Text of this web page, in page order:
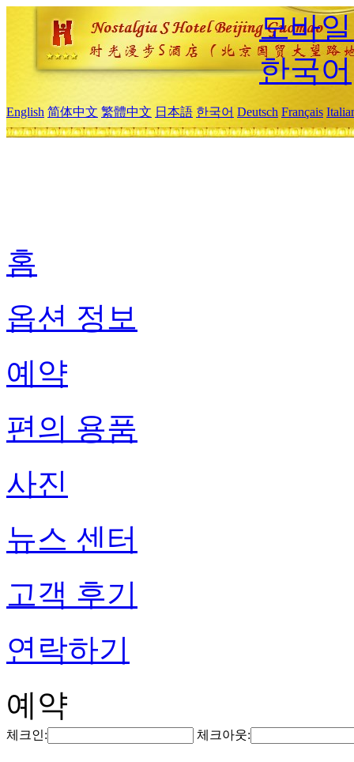
모바
한국어
English 简体中文 繁體中文 日本語 한국어 Deutsch Français
홈
옵션 정보
예약
편의 용품
사진
뉴스 센터
고객 후기
연락하기
예약
체크인: 체크아웃: